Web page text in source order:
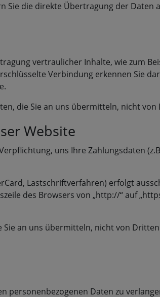
Sie die direkte Übertragung der
vertraulicher Inhalte, wie zum
Verbindung erkennen Sie
die Sie an uns übermitteln, nicht
Website
uns Ihre Zahlungsdaten
Lastschriftverfahren) erfolgt
des Browsers von „http://“ auf
an uns übermitteln, nicht von
personenbezogenen Daten zu